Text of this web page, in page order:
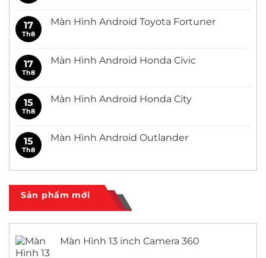
luận
ở
Toyota
Innova
17
Th8
Màn Hình Android Toyota Fortuner
luận
ở
Toyota
Fortuner
17
Th8
Màn Hình Android Honda Civic
luận
ở
Honda
Civic
15
Th8
Màn Hình Android Honda City
luận
ở
Honda
15
Th8
Màn Hình Android Outlander
luận
Màn
Hình
Outlander
Sản phẩm mới
Màn Hình 13 inch Camera 360